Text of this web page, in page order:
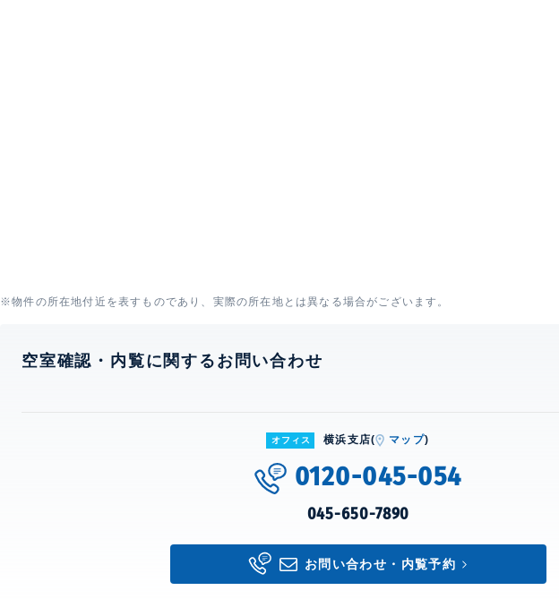
※物件の所在地付近を表すものであり、実際の所在地とは異なる場合がございます。
空室確認・内覧に関するお問い合わせ
オフィス 横浜支店( マップ)
0120-045-054
045-650-7890
お問い合わせ・内覧予約